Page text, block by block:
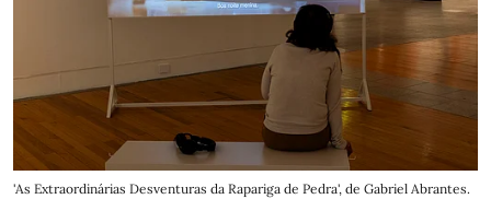
'As Extraordinárias Desventuras da Rapariga de Pedra', de Gabriel Abrantes.